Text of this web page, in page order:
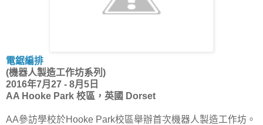
電鋸編排
(機器人製造工作坊系列)
2016年7月27 - 8月5日
AA Hooke Park 校區，英國 Dorset
AA參訪學校於Hooke Park校區舉辦首次機器人製造工作坊。